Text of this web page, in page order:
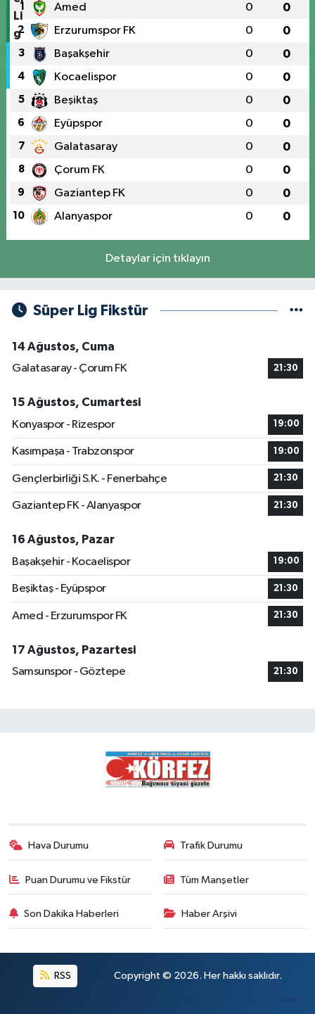
1 Amed 0 0
2 Erzurumspor FK 0 0
3 Başakşehir 0 0
4 Kocaelispor 0 0
5 Beşiktaş 0 0
6 Eyüpspor 0 0
7 Galatasaray 0 0
8 Çorum FK 0 0
9 Gaziantep FK 0 0
10 Alanyaspor 0 0
Detaylar için tıklayın
Süper Lig Fikstür
14 Ağustos, Cuma
Galatasaray - Çorum FK
21:30
15 Ağustos, Cumartesi
Konyaspor - Rizespor
19:00
Kasımpaşa - Trabzonspor 19:00
Gençlerbirliği S.K. - Fenerbahçe 21:30
Gaziantep FK - Alanyaspor 21:30
16 Ağustos, Pazar
Başakşehir - Kocaelispor
19:00
Beşiktaş - Eyüpspor 21:30
Amed - Erzurumspor FK 21:30
17 Ağustos, Pazartesi
Samsunspor - Göztepe
21:30
Hava Durumu Trafik Durumu
Puan Durumu ve Fikstür Tüm Manşetler
Son Dakika Haberleri Haber Arşivi
RSS Copyright © 2026. Her hakkı saklıdır.